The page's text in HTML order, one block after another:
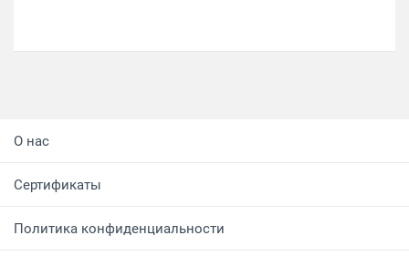
О нас
Сертификаты
Политика конфиденциальности